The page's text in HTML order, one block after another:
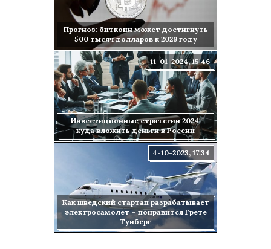
Прогноз: биткоин может достигнуть
500 тысяч долларов к 2029 году
Инвестиционные стратегии 2024:
куда вложить деньги в России
11-01-2024, 15:46
Как шведский стартап разрабатывает
электросамолет – понравится Грете
Тунберг
4-10-2023, 17:34